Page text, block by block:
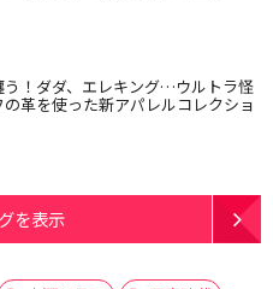
う！ダダ、エレキング…ウルトラ怪
革を使った新アパレルコレクショ
を表示